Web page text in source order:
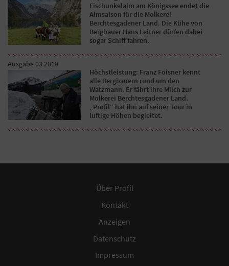
Fischunkelalm am Königssee endet die
Almsaison für die Molkerei
Berchtesgadener Land. Die Kühe von
Bergbauer Hans Leitner dürfen dabei
sogar Schiff fahren.
Ausgabe 03 2019
Höchstleistung: Franz Foisner kennt
alle Bergbauern rund um den
Watzmann. Er fährt ihre Milch zur
Molkerei Berchtesgadener Land.
„Profil“ hat ihn auf seiner Tour in
luftige Höhen begleitet.
Über Profil
Kontakt
Anzeigen
Datenschutz
Impressum